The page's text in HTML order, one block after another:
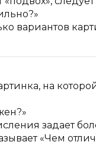
вариантов
на
задает
«Чем